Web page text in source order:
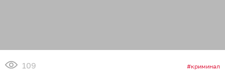
109 криминал